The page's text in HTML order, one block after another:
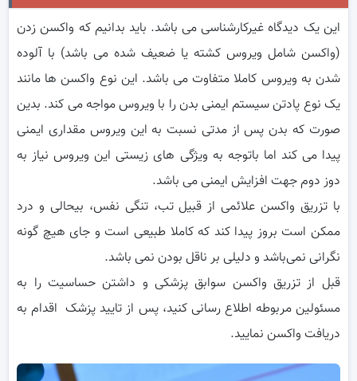
این یک دیدگاه غیرکارشناسی می باشد. باید بدانیم که واکسن زدن
(واکسن شامل ویروس کشته یا ضعیف شده می باشد) با آلوده
شدن به ویروس کاملا متفاوت می باشد. این نوع واکسن ها مانند
یک نوع پادتن سیستم ایمنی بدن را با ویروس مواجه می کند. بدین
صورت که بدن پس از مدتی نسبت به این ویروس مقداری ایمنی
پیدا می کند اما باتوجه به ویژگی های زیستی این ویروس نیاز به
دوز دوم جهت افزایش ایمنی می باشد.
با تزریق واکسن علائمی از قبیل تب، تنگی نفس، بیحالی و درد
ممکن است بروز پیدا کند که کاملا طبیعی است و جای هیچ گونه
نگرانی نمی‌باشد و دلیلی بر ناقل بودن نمی باشد.
قبل از تزریق واکسن سوابق پزشکی و داشتن حساسیت را به
مسئولین مربوطه اطلاع رسانی کنید، پس از تایید پزشک اقدام به
دریافت واکسن نمایید.